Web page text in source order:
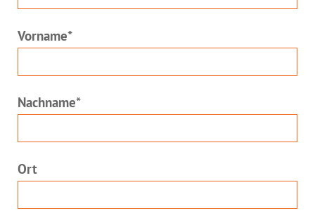
Pflichtfeld
Vorname*
Pflichtfeld
Nachname*
Ort